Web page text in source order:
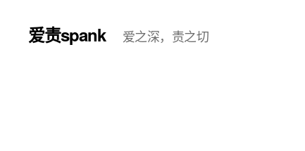
爱责spank 爱之深，责之切